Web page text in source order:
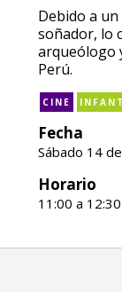
Debido a
soñador, lo
arqueólogo
Perú.
CINE
Fecha
Sábado 14
Horario
11:00 a 12:30